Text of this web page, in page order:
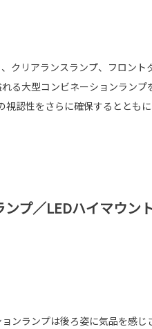
クリアランスランプ、フロント
る大型コンビネーションランプ
認性をさらに確保するととも
プ／LEDハイマウン
ンランプは後ろ姿に気品を感じ